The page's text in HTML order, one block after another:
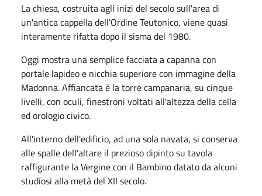
La chiesa, costruita agli inizi del secolo sull'area di
un'antica cappella dell'Ordine Teutonico, viene quasi
interamente rifatta dopo il sisma del 1980.
Oggi mostra una semplice facciata a capanna con
portale lapideo e nicchia superiore con immagine della
Madonna. Affiancata è la torre campanaria, su cinque
livelli, con oculi, finestroni voltati all'altezza della cella
ed orologio civico.
All'interno dell'edificio, ad una sola navata, si conserva
alle spalle dell'altare il prezioso dipinto su tavola
raffigurante la Vergine con il Bambino datato da alcuni
studiosi alla metà del XII secolo.